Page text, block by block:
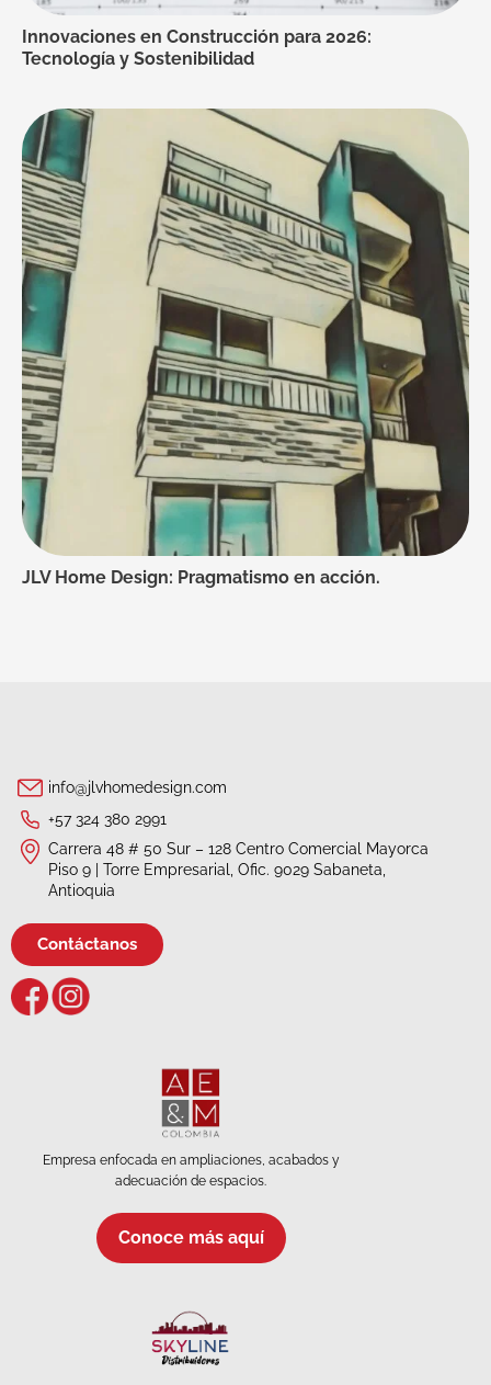
Innovaciones en Construcción para 2026:
Tecnología y Sostenibilidad
JLV Home Design: Pragmatismo en acción.
info@jlvhomedesign.com
+57 324 380 2991
Carrera 48 # 50 Sur – 128 Centro Comercial Mayorca
Piso 9 | Torre Empresarial, Ofic. 9029 Sabaneta,
Antioquia
Contáctanos
Empresa enfocada en ampliaciones, acabados y
adecuación de espacios.
Conoce más aquí